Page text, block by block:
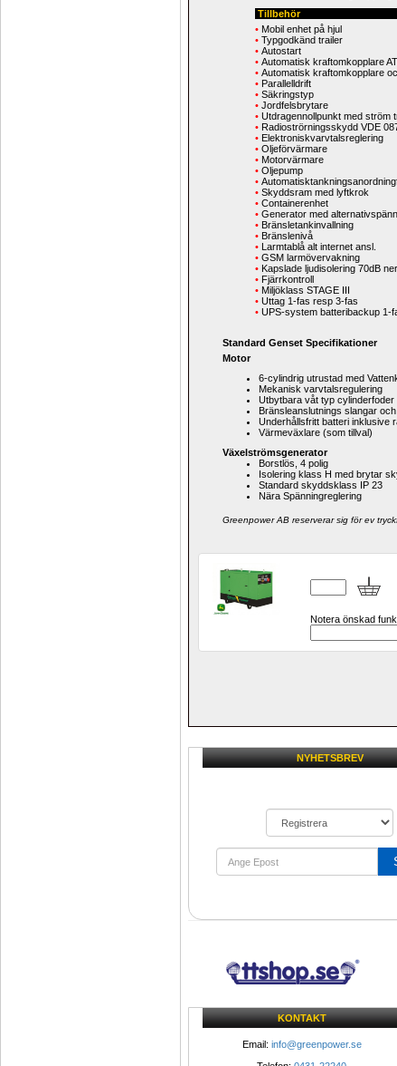
Tillbehör
• Mobil enhet på hjul
• Typgodkänd trailer
• Autostart
• Automatisk kraftomkopplare
• Automatisk kraftomkopplare
• Parallelldrift
• Säkringstyp
• Jordfelsbrytare
• Utdragennollpunkt med ström
• Radioströrningsskydd VDE
• Elektroniskvarvtalsreglering
• Oljeförvärmare
• Motorvärmare
• Oljepump
•
• Skyddsram med lyftkrok
• Containerenhet
• Generator med
• Bränsletankinvallning
• Bränslenivå
• Larmtablå alt internet ansl.
• GSM larmövervakning
• Kapslade ljudisolering 70dB
• Fjärrkontroll
• Miljöklass STAGE III
• Uttag 1-fas resp 3-fas
• UPS-system batteribackup 1-
Standard Genset Specifikationer
Motor
6-cylindrig utrustad med
Mekanisk varvtalsregulering
Utbytbara våt typ cylinderfoder
Bränsleanslutnings slangar
Underhållsfritt batteri inklusive
Värmeväxlare (som tillval)
Växelströmsgenerator
Borstlös, 4 polig
Isolering klass H med brytar
Standard skyddsklass IP 23
Nära Spänningreglering
Greenpower AB reserverar sig för ev
Notera önskad
NYHETSBREV
KONTAKT
Email: info@greenpower.se